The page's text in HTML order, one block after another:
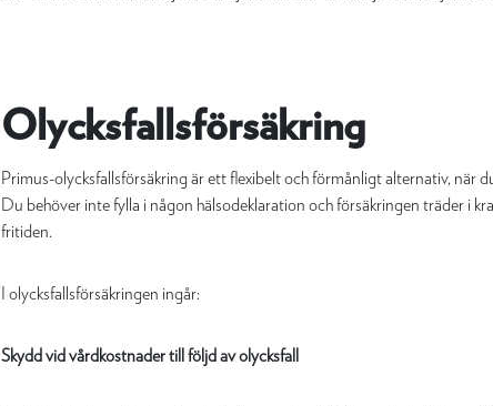
Olycksfallsförsäkring
Primus-olycksfallsförsäkring är ett flexibelt och förmånligt alternativ, när
Du behöver inte fylla i någon hälsodeklaration och försäkringen träder i
fritiden.
I olycksfallsförsäkringen ingår:
Skydd vid vårdkostnader till följd av olycksfall